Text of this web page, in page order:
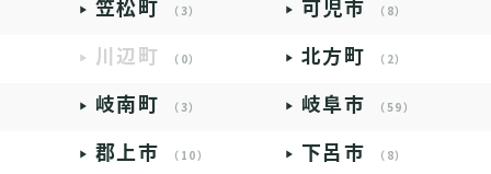
笠松町 （3） 可児市 （8）
川辺町 （0） 北方町 （2）
岐南町 （3） 岐阜市 （59）
郡上市 （10） 下呂市 （8）